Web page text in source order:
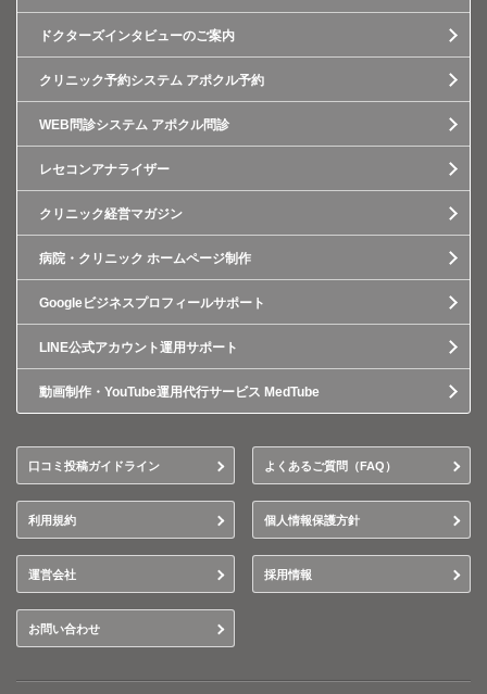
ドクターズインタビューのご案内
クリニック予約システム アポクル予約
WEB問診システム アポクル問診
レセコンアナライザー
クリニック経営マガジン
病院・クリニック ホームページ制作
Googleビジネスプロフィールサポート
LINE公式アカウント運用サポート
動画制作・YouTube運用代行サービス MedTube
口コミ投稿ガイドライン よくあるご質問（FAQ）
利用規約 個人情報保護方針
運営会社 採用情報
お問い合わせ